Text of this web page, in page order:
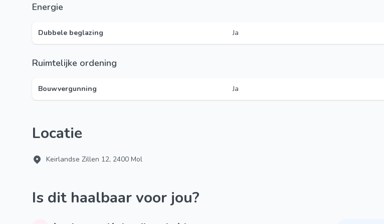
Energie
Dubbele beglazing Ja
Ruimtelijke ordening
Bouwvergunning Ja
Locatie
Keirlandse Zillen 12, 2400 Mol
Is dit haalbaar voor jou?